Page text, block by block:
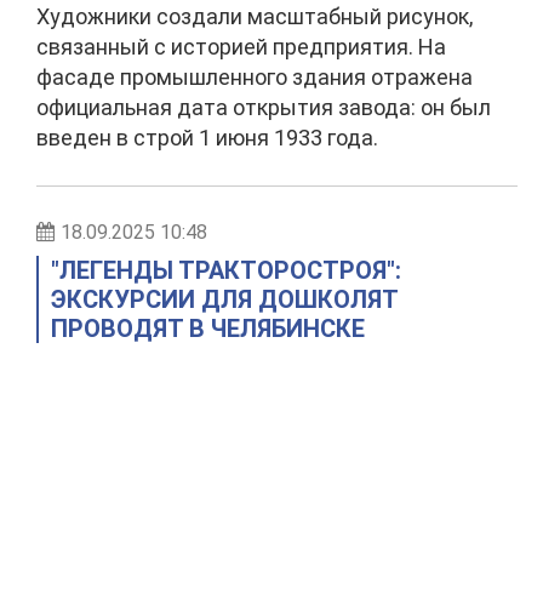
Художники создали масштабный рисунок,
связанный с историей предприятия. На
фасаде промышленного здания отражена
официальная дата открытия завода: он был
введен в строй 1 июня 1933 года.
18.09.2025 10:48
"ЛЕГЕНДЫ ТРАКТОРОСТРОЯ":
ЭКСКУРСИИ ДЛЯ ДОШКОЛЯТ
ПРОВОДЯТ В ЧЕЛЯБИНСКЕ